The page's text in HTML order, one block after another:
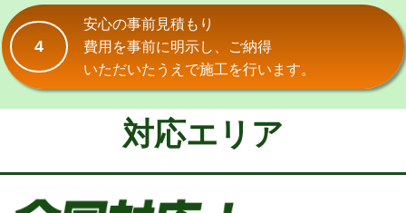
給水管工事※（バンド止め)
給水管工事※（支持金具設置) 5,500円
給水管工事※（保温材使用（バンド止
め込み）)
5,500円
給水管工事※（土の掘削・埋め戻し作
11,000円
給水管工事※（塩ビ管（VP・HI）使
4
安心の事前見積もり
費用を事前に明示し、ご納得
いただいたうえで施工を行います。
対応エリア